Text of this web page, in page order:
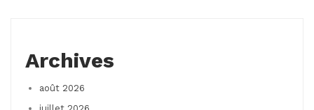
Archives
août 2026